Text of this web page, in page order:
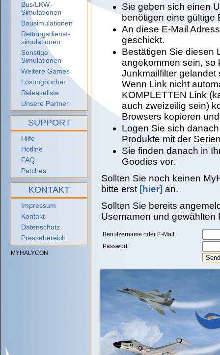
Bus/LKW-
Simulationen
Bausimulationen
Rettungsdienst-
simulationen
Sonstige
Simulationen
Weitere Games
Lösungbücher
Releaseliste
Unsere Partner
SUPPORT
Hilfe
Hotline
FAQ
Patches
KONTAKT
Impressum
Kontakt
Datenschutz
Pressebereich
MYHALYCON
Sie geben sich einen
benötigen eine gültige
An diese E-Mail
geschickt.
Bestätigen Sie diesen
angekommen sein, so
Junkmailfilter gelandet
Wenn Link nicht
KOMPLETTEN Link
auch zweizeilig sein)
Browsers kopieren
Logen Sie sich
Produkte mit der
Sie finden danach in
Goodies vor.
Sollten Sie noch keinen
bitte erst [hier] an.
Sollten Sie bereits
Usernamen und gewählten
Benutzername oder E-Mail:
Passwort: